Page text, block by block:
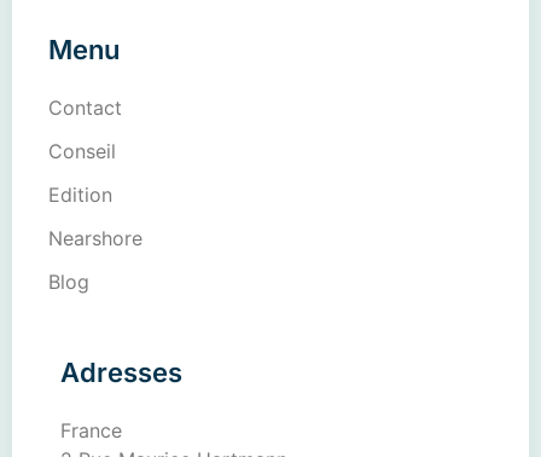
Menu
Contact
Conseil
Edition
Nearshore
Blog
Adresses
France